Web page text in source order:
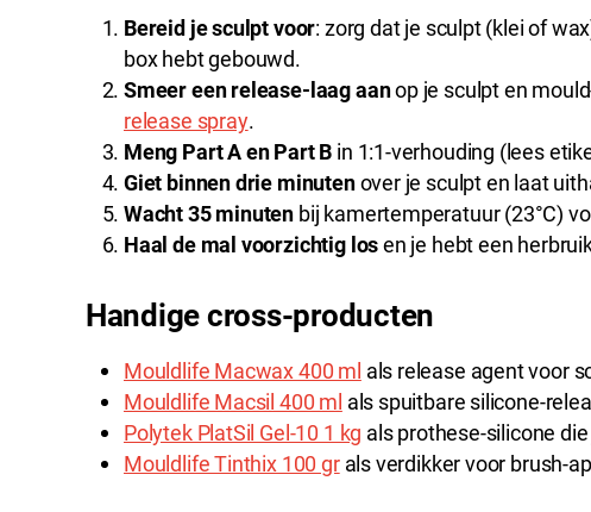
Bereid je sculpt voor: zorg dat je sculpt (klei of
box hebt gebouwd.
Smeer een release-laag aanop je sculpt en
release spray.
Meng Part A en Part B in 1:1-verhouding (lees
Giet binnen drie minutenover je sculpt en laat
Wacht 35 minuten bij kamertemperatuur (23°C)
Haal de mal voorzichtig losen je hebt een
Handige cross-producten
Mouldlife Macwax 400 ml als release agent voor
Mouldlife Macsil 400 ml als spuitbare silicone-
Polytek PlatSil Gel-10 1 kg als prothese-silicone
Mouldlife Tinthix 100 grals verdikker voor brush-